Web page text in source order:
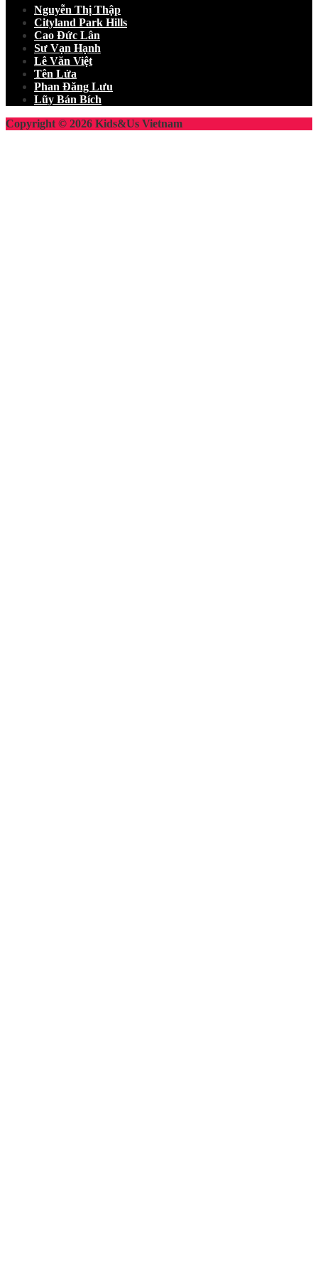
Nguyễn Thị Thập
Cityland Park Hills
Cao Đức Lân
Sư Vạn Hạnh
Lê Văn Việt
Tên Lửa
Phan Đăng Lưu
Lũy Bán Bích
Copyright © 2026 Kids&Us Vietnam